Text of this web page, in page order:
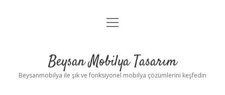
Anasayfa
Yasal Uyarı
menüyü
Beysan Mobilya Tasarım
Beysanmobilya ile şık ve fonksiyonel mobilya çözümlerini keşfedin